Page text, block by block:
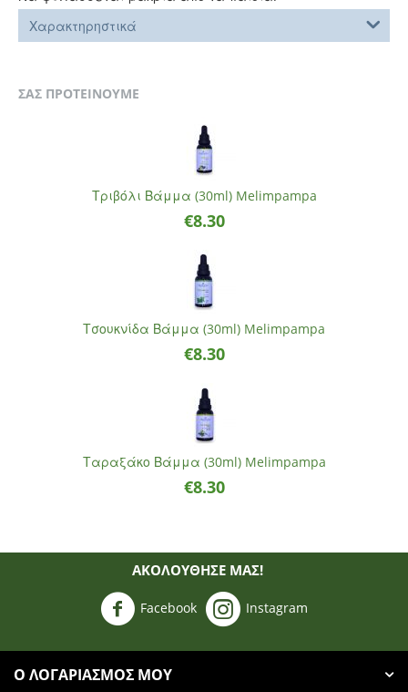
Χαρακτηρηστικά
ΣΑΣ ΠΡΟΤΕΙΝΟΥΜΕ
Τριβόλι Βάμμα (30ml) Melimpampa
€8.30
Τσουκνίδα Βάμμα (30ml) Melimpampa
€8.30
Ταραξάκο Βάμμα (30ml) Melimpampa
€8.30
ΑΚΟΛΟΥΘΗΣΈ ΜΑΣ!
Facebook Instagram
Ο ΛΟΓΑΡΙΑΣΜΌΣ ΜΟΥ